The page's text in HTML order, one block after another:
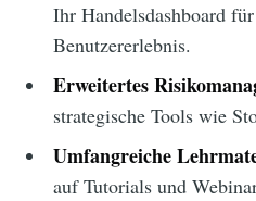
Ihr Handelsdashboard
Benutzererlebnis.
Erweitertes
strategische Tools wie
Umfangreiche
auf Tutorials und